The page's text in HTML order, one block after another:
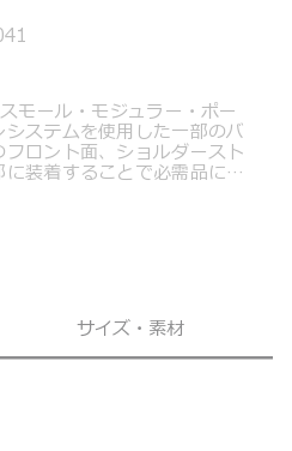
モール・モジュラー・ポー
ステムを使用した一部のバ
ロント面、ショルダースト
装着することで必需品に素
ックを使用することで、シー
が可能です。
する場合があります。
サイズ・素材